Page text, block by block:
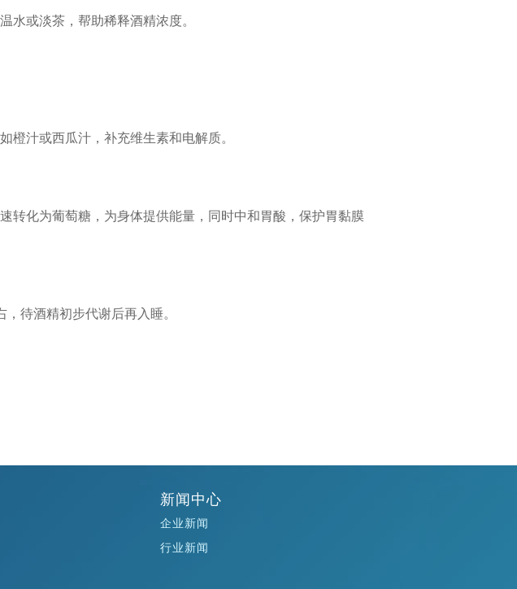
水或淡茶，帮助稀释酒精浓度。
橙汁或西瓜汁，补充维生素和电解质。
转化为葡萄糖，为身体提供能量，同时中和胃酸，保护胃黏膜
待酒精初步代谢后再入睡。
新闻中心
企业新闻
行业新闻